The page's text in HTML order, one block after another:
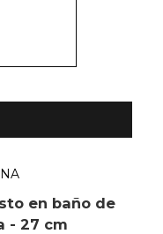
en baño de
- 27 cm